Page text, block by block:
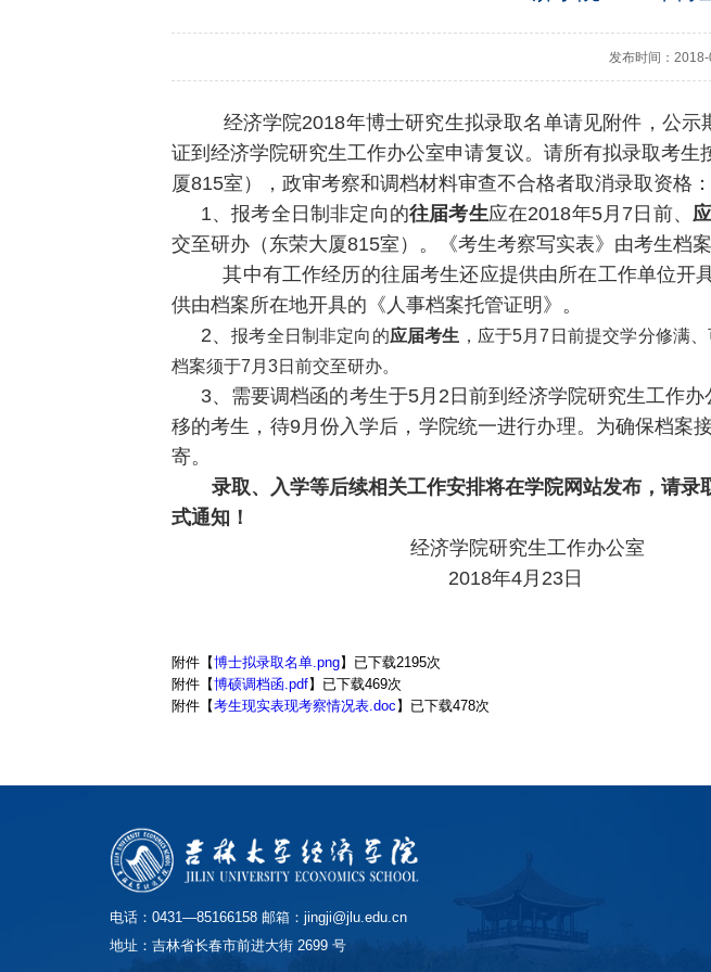
发布时间：
经济学院2018年博士研究生拟录取名单请见附件，公示
证到经济学院研究生工作办公室申请复议。请所有拟录取考
厦815室），政审考察和调档材料审查不合格者取消录取资格：
1、报考全日制非定向的往届考生应在2018年5月7日前、
交至研办（东荣大厦815室）。《考生考察写实表》由考生档
其中有工作经历的往届考生还应提供由所在工作单位开
供由档案所在地开具的《人事档案托管证明》。
2、报考全日制非定向的应届考生 ，应于5月7日前提交学分修满
档案须于7月3日前交至研办。
3、需要调档函的考生于5月2日前到经济学院研究生工作
移的考生，待9月份入学后，学院统一进行办理。为确保档案
寄。
录取、入学等后续相关工作安排将在学院网站发布，请
式通知！
经济学院研究生工作办公室
2018年4月23日
附件【博士拟录取名单.png】已下载2195次
附件【博硕调档函.pdf】已下载469次
附件【考生现实表现考察情况表.doc 】已下载478次
电话：0431—85166158 邮箱：jingji@jlu.edu.cn
地址：吉林省长春市前进大街 2699 号